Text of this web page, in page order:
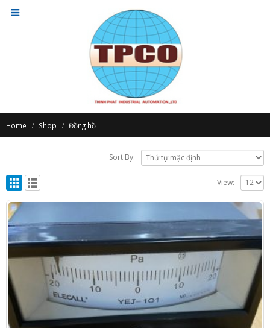
Home Shop Đồng hồ
Sort By:
View: